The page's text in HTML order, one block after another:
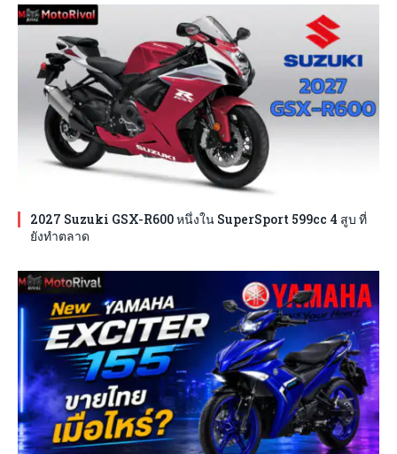
2027 Suzuki GSX-R600 หนึ่งใน SuperSport 599cc 4 สูบ ที่
ยังทำตลาด